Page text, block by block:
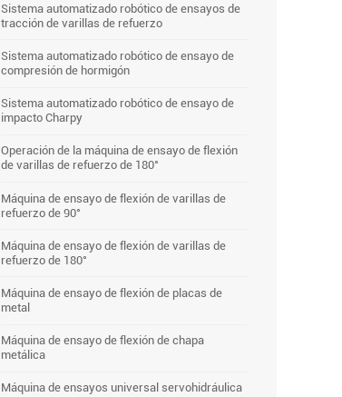
Sistema automatizado robótico de ensayos de
tracción de varillas de refuerzo
Sistema automatizado robótico de ensayo de
compresión de hormigón
Sistema automatizado robótico de ensayo de
impacto Charpy
Operación de la máquina de ensayo de flexión
de varillas de refuerzo de 180°
Máquina de ensayo de flexión de varillas de
refuerzo de 90°
Máquina de ensayo de flexión de varillas de
refuerzo de 180°
Máquina de ensayo de flexión de placas de
metal
Máquina de ensayo de flexión de chapa
metálica
Máquina de ensayos universal servohidráulica